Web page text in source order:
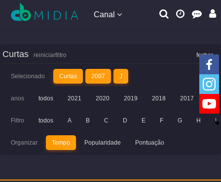
Canal
fechar
Curtas reiniciarfiltro
Selecionado Curtas 2007 J
anos todos 2021 2020 2019 2018 2017
Filtro todos A B C D E F G H I
Organizar Tempo Popularidade Pontuação